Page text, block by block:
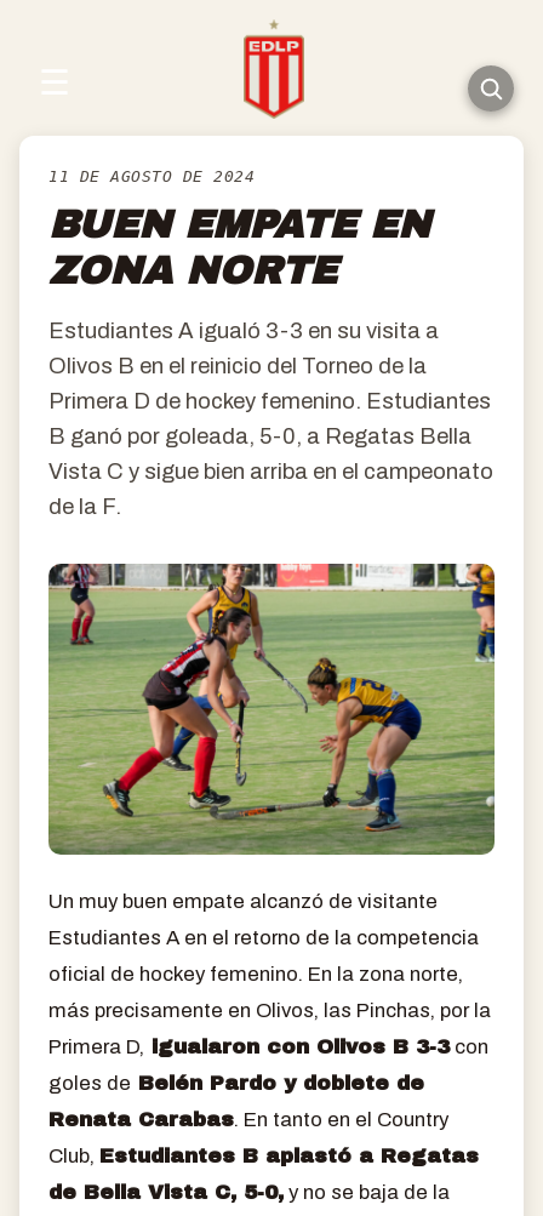
11 DE AGOSTO DE 2024
BUEN EMPATE EN
ZONA NORTE
Estudiantes A igualó 3-3 en su visita a
Olivos B en el reinicio del Torneo de la
Primera D de hockey femenino. Estudiantes
B ganó por goleada, 5-0, a Regatas Bella
Vista C y sigue bien arriba en el campeonato
de la F.
Un muy buen empate alcanzó de visitante
Estudiantes A en el retorno de la competencia
oficial de hockey femenino. En la zona norte,
más precisamente en Olivos, las Pinchas, por la
Primera D, igualaron con Olivos B 3-3con
goles de Belén Pardo y doblete de
Renata Carabas. En tanto en el Country
Club, Estudiantes B aplastó a Regatas
de Bella Vista C, 5-0, y no se baja de la